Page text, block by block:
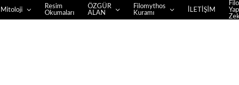
Mitoloji
Resim
Okumaları
ÖZGÜR
ALAN
Filomythos
Kuramı
İLETİŞİM